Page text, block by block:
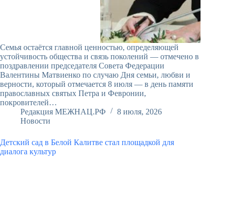
Семья остаётся главной ценностью, определяющей
устойчивость общества и связь поколений — отмечено в
поздравлении председателя Совета Федерации
Валентины Матвиенко по случаю Дня семьи, любви и
верности, который отмечается 8 июля — в день памяти
православных святых Петра и Февронии,
покровителей…
Редакция МЕЖНАЦ.РФ
8 июля, 2026
Новости
Детский сад в Белой Калитве стал площадкой для
диалога культур